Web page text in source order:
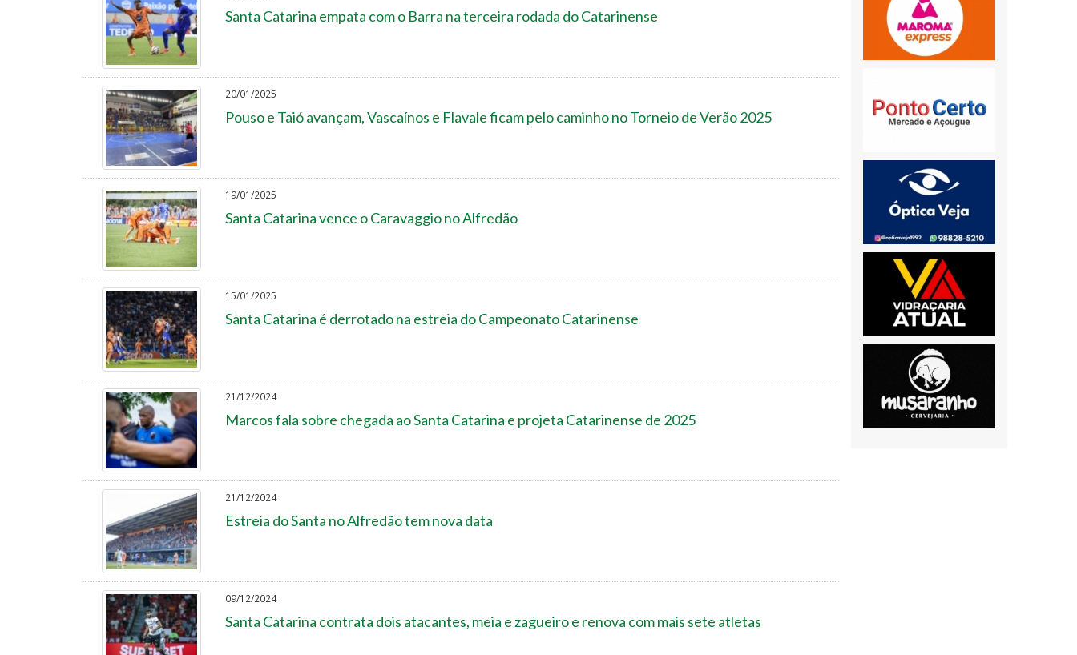
Santa Catarina empata com o Barra na terceira rodada do Catarinense
20/01/2025
Pouso e Taió avançam, Vascaínos e Flavale ficam pelo caminho no Torneio de Verão 2025
19/01/2025
Santa Catarina vence o Caravaggio no Alfredão
15/01/2025
Santa Catarina é derrotado na estreia do Campeonato Catarinense
21/12/2024
Marcos fala sobre chegada ao Santa Catarina e projeta Catarinense de 2025
21/12/2024
Estreia do Santa no Alfredão tem nova data
09/12/2024
Santa Catarina contrata dois atacantes, meia e zagueiro e renova com mais sete atletas